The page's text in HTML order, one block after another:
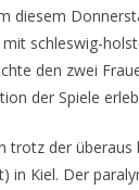
diesem
schleswig-
den zwei
der Spiele
trotz der
in Kiel. Der